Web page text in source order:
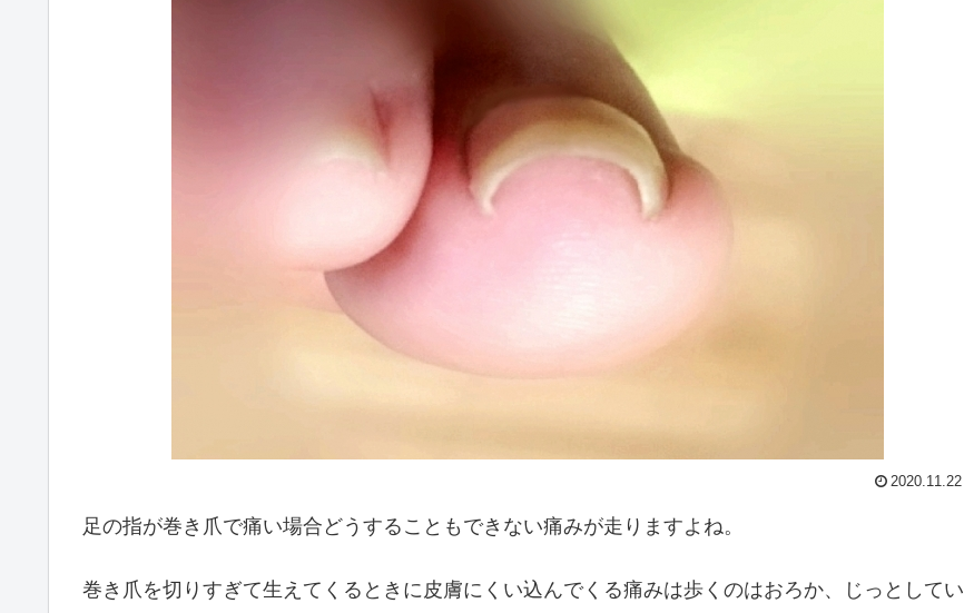
2020.11.22
足の指が巻き爪で痛い場合どうすることもできない痛みが走りますよね。
巻き爪を切りすぎて生えてくるときに皮膚にくい込んでくる痛みは歩くのはおろか、じっとしてい